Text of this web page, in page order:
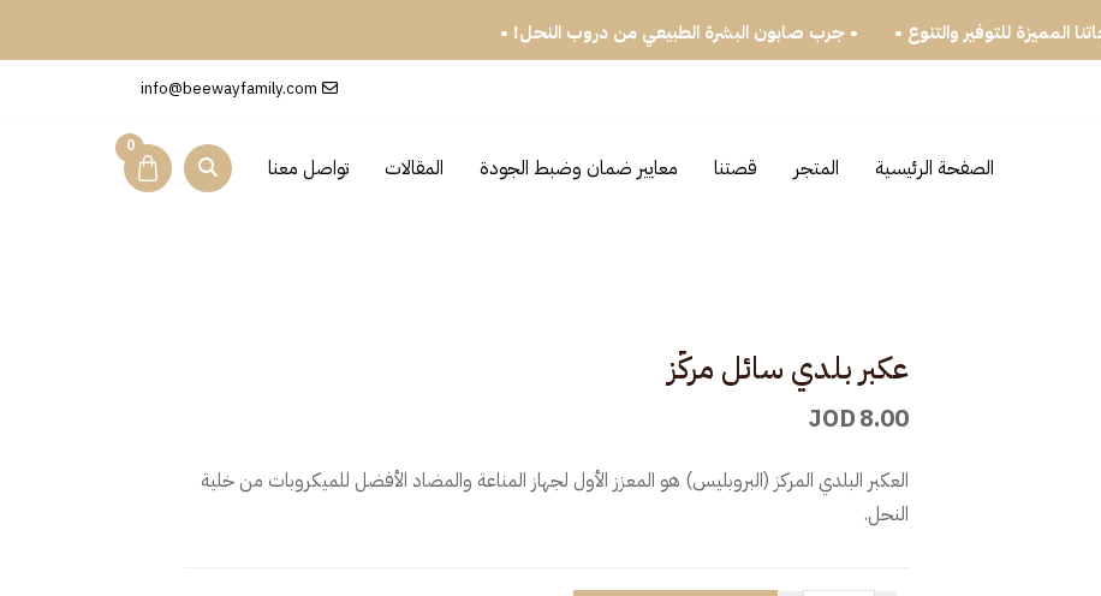
• جرب بكجاتنا المميزة للتوفير والتنوع • • جرب صابون البشرة الطبيعي من دروب النحل! •
info@beewayfamily.com
الصفحة الرئيسية المتجر قصتنا معايير ضمان وضبط الجودة المقالات تواصل معنا
0
عكبر بلدي سائل مركّز
JOD8.00
العكبر البلدي المركز (البروبليس) هو المعزز الأول لجهاز المناعة والمضاد الأفضل للميكروبات من خلية
النحل.